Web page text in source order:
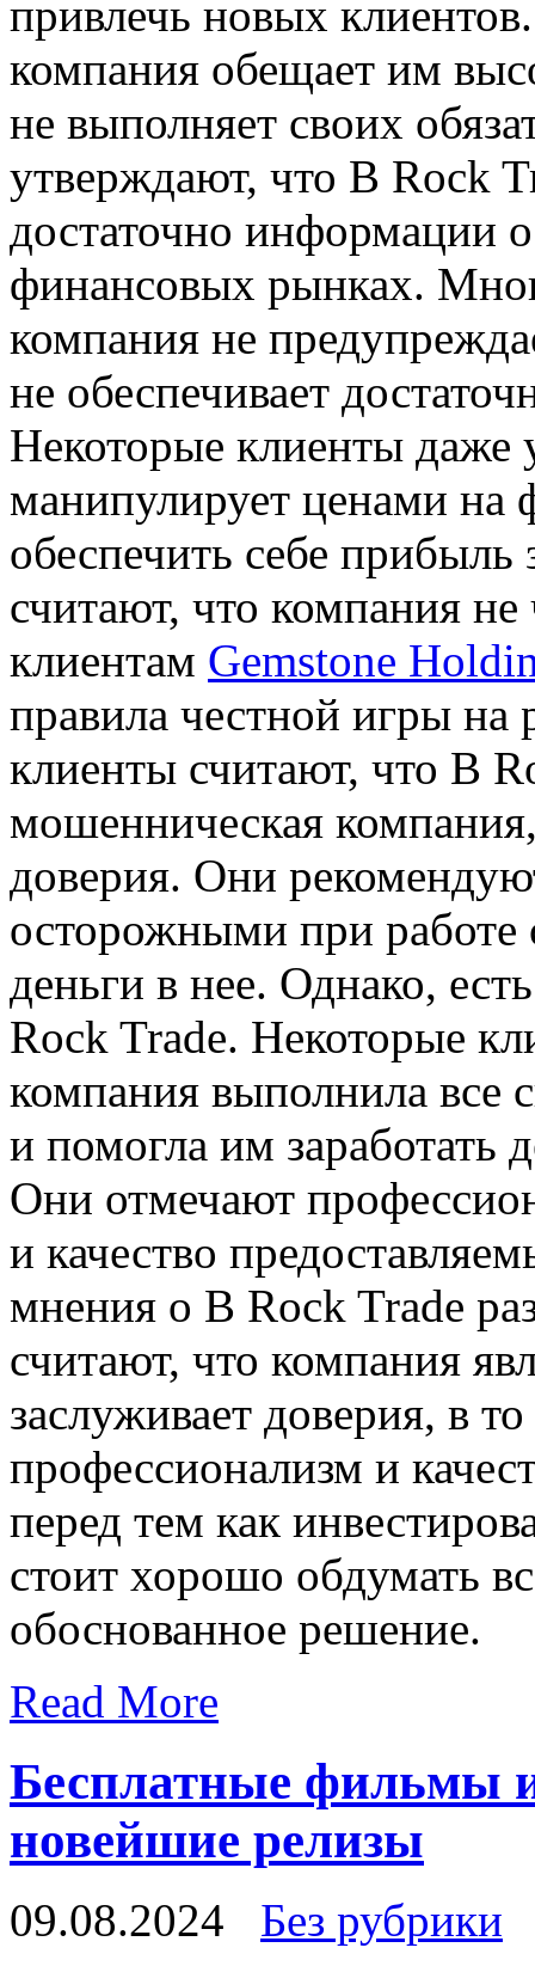
привлечь новых
компания обещает им
не выполняет своих
утверждают, что B Rock
достаточно информации
финансовых рынках.
компания не
не обеспечивает
Некоторые клиенты даже
манипулирует ценами
обеспечить себе
считают, что компания
клиентам Gemstone
правила честной игры
клиенты считают, что B
мошенническая
доверия. Они
осторожными при работе
деньги в нее. Однако,
Rock Trade. Некоторые
компания выполнила все
и помогла им заработать
Они отмечают
и качество
мнения о B Rock Trade
считают, что компания
заслуживает доверия, в
профессионализм и
перед тем как
стоит хорошо обдумать
обоснованное решение.
Read More
Бесплатные фильмы
новейшие релизы
09.08.2024
Без рубрики